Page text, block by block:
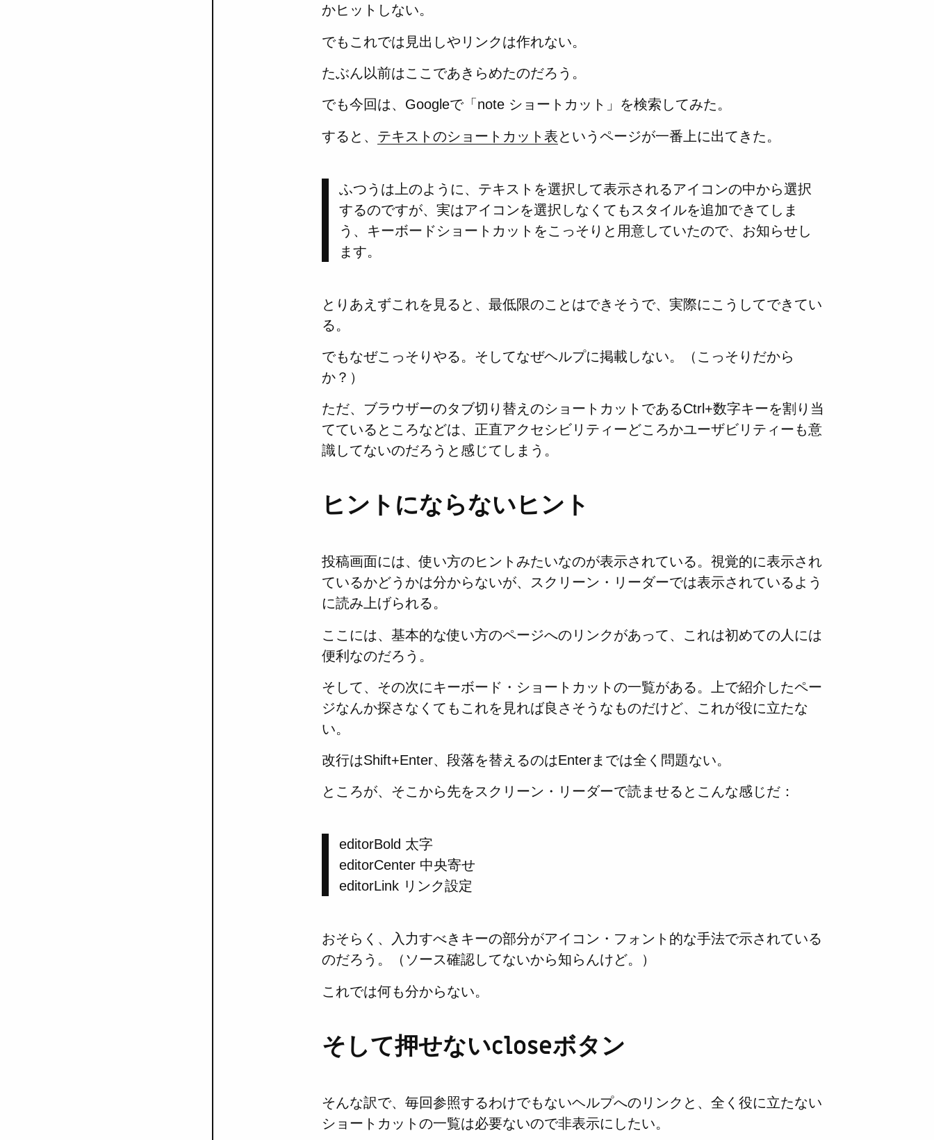
かヒットしない。
でもこれでは見出しやリンクは作れない。
たぶん以前はここであきらめたのだろう。
でも今回は、Googleで「note ショートカット」を検索してみた。
すると、 テキストのショートカット表というページが一番上に出てきた。
ふつうは上のように、テキストを選択して表示されるアイコンの中から選択
するのですが、実はアイコンを選択しなくてもスタイルを追加できてしま
う、キーボードショートカットをこっそりと用意していたので、お知らせし
ます。
とりあえずこれを見ると、最低限のことはできそうで、実際にこうしてできてい
る。
でもなぜこっそりやる。そしてなぜヘルプに掲載しない。（こっそりだから
か？）
ただ、ブラウザーのタブ切り替えのショートカットであるCtrl+数字キーを割り当
てているところなどは、正直アクセシビリティーどころかユーザビリティーも意
識してないのだろうと感じてしまう。
ヒントにならないヒント
投稿画面には、使い方のヒントみたいなのが表示されている。視覚的に表示され
ているかどうかは分からないが、スクリーン・リーダーでは表示されているよう
に読み上げられる。
ここには、基本的な使い方のページへのリンクがあって、これは初めての人には
便利なのだろう。
そして、その次にキーボード・ショートカットの一覧がある。上で紹介したペー
ジなんか探さなくてもこれを見れば良さそうなものだけど、これが役に立たな
い。
改行はShift+Enter、段落を替えるのはEnterまでは全く問題ない。
ところが、そこから先をスクリーン・リーダーで読ませるとこんな感じだ：
editorBold 太字
editorCenter 中央寄せ
editorLink リンク設定
おそらく、入力すべきキーの部分がアイコン・フォント的な手法で示されている
のだろう。（ソース確認してないから知らんけど。）
これでは何も分からない。
そして押せないcloseボタン
そんな訳で、毎回参照するわけでもないヘルプへのリンクと、全く役に立たない
ショートカットの一覧は必要ないので非表示にしたい。